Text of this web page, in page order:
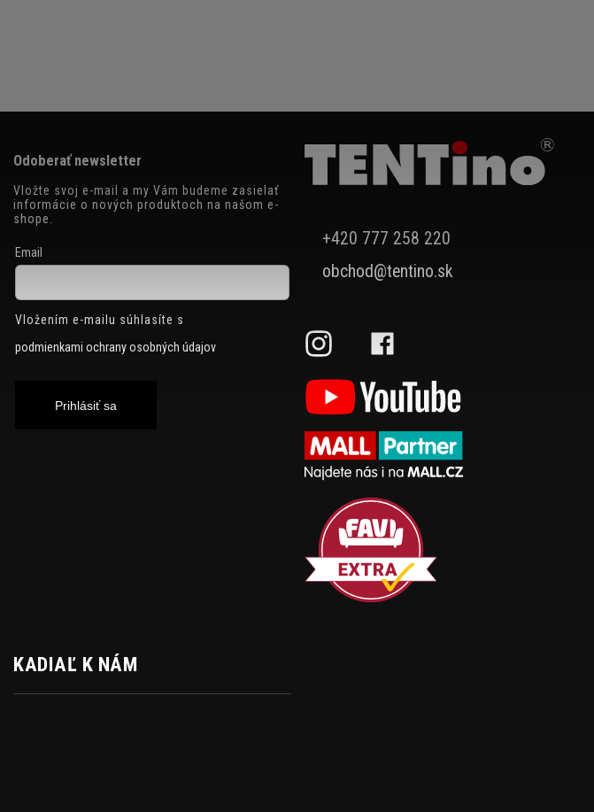
Odoberať newsletter
Vložte svoj e-mail a my Vám budeme zasielať
informácie o nových produktoch na našom e-
shope.
Email
Vložením e-mailu súhlasíte s
podmienkami ochrany osobných údajov
Prihlásiť sa
+420 777 258 220
obchod@tentino.sk
KADIAĽ K NÁM